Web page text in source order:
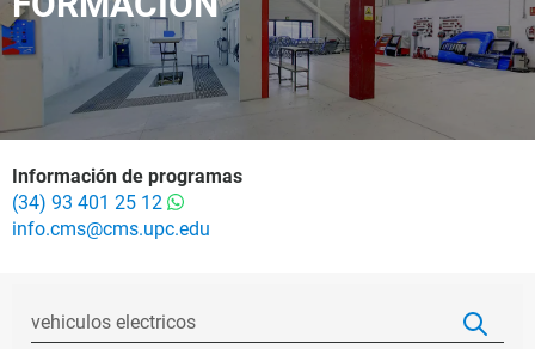
Información de programas
(34) 93 401 25 12
info.cms@cms.upc.edu